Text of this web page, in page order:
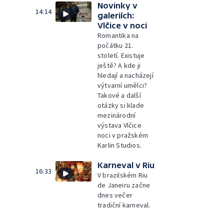
14:14
Novinky v
galeriích:
Vlčice v noci
Romantika na
počátku 21.
století. Existuje
ještě? A kde ji
hledají a nacházejí
výtvarní umělci?
Takové a další
otázky si klade
mezinárodní
výstava Vlčice
noci v pražském
Karlin Studios.
16:33
Karneval v Riu
V brazilském Riu
de Janeiru začne
dnes večer
tradiční karneval.